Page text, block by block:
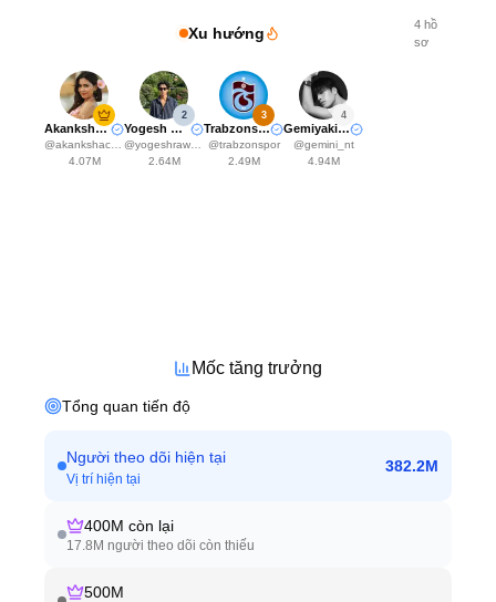
Xu hướng 4 hồ
sơ
Akanksha Choudhary
@akankshachoudhary_official
4.07M
2
Yogesh Rawat
@yogeshrawat04
2.64M
3
Trabzonspor
@trabzonspor
2.49M
4
Gemiyakii♊️
@gemini_nt
4.94M
Mốc tăng trưởng
Tổng quan tiến độ
Người theo dõi hiện tại
Vị trí hiện tại
382.2M
400M còn lại
17.8M người theo dõi còn thiếu
500M